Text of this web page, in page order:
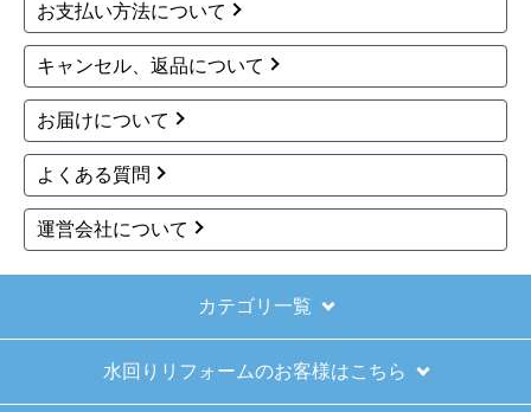
できました。また機会があれば是非利用したいと
思います。
きょりけ
2025年11月9日 07:54
欲しい商品をスムーズに注文できましたか？
はい
ショップからの連絡や対応は適切でしたか？
予定の期日までに商品が届きましたか？
はい
お支払い方法について
キャンセル、返品について
お届けについて
よくある質問
運営会社について
カテゴリ一覧
水回りリフォームのお客様はこちら